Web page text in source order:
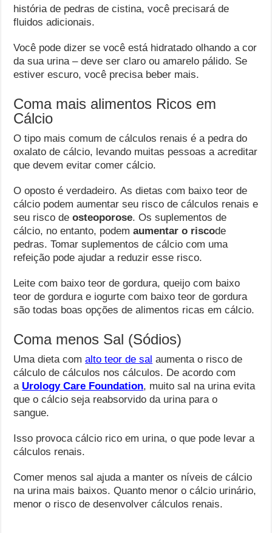
história de pedras de cistina, você precisará de
fluidos adicionais.
Você pode dizer se você está hidratado olhando a cor
da sua urina – deve ser claro ou amarelo pálido. Se
estiver escuro, você precisa beber mais.
Coma mais alimentos Ricos em
Cálcio
O tipo mais comum de cálculos renais é a pedra do
oxalato de cálcio, levando muitas pessoas a acreditar
que devem evitar comer cálcio.
O oposto é verdadeiro. As dietas com baixo teor de
cálcio podem aumentar seu risco de cálculos renais e
seu risco deosteoporose. Os suplementos de
cálcio, no entanto, podemaumentar o riscode
pedras. Tomar suplementos de cálcio com uma
refeição pode ajudar a reduzir esse risco.
Leite com baixo teor de gordura, queijo com baixo
teor de gordura e iogurte com baixo teor de gordura
são todas boas opções de alimentos ricas em cálcio.
Coma menos Sal (Sódios)
Uma dieta comalto teor de sal aumenta o risco de
cálculo de cálculos nos cálculos. De acordo com
a Urology Care Foundation, muito sal na urina evita
que o cálcio seja reabsorvido da urina para o
sangue.
Isso provoca cálcio rico em urina, o que pode levar a
cálculos renais.
Comer menos sal ajuda a manter os níveis de cálcio
na urina mais baixos. Quanto menor o cálcio urinário,
menor o risco de desenvolver cálculos renais.